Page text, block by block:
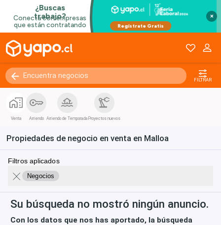
×
FILTRAR
Venta Arriendo Arriendo de Temporada Proyectos nuevos
Propiedades de negocio en venta en Malloa
Filtros aplicados
Negocios
Su búsqueda no mostró ningún anuncio.
Con los datos que nos has aportado, la búsqueda